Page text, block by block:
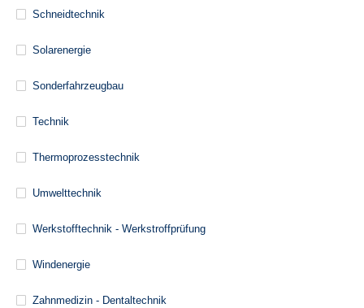
Schneidtechnik
Solarenergie
Sonderfahrzeugbau
Technik
Thermoprozesstechnik
Umwelttechnik
Werkstofftechnik - Werkstroffprüfung
Windenergie
Zahnmedizin - Dentaltechnik